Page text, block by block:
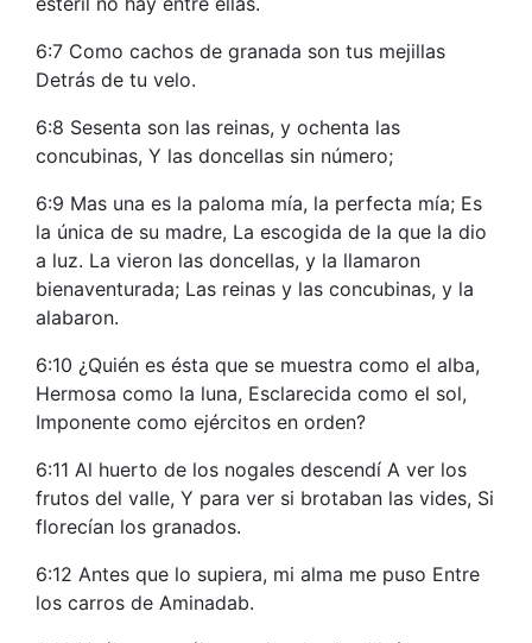
6:7 Como cachos de granada son tus mejillas
Detrás de tu velo.
6:8 Sesenta son las reinas, y ochenta las
concubinas, Y las doncellas sin número;
6:9 Mas una es la paloma mía, la perfecta mía; Es
la única de su madre, La escogida de la que la dio
a luz. La vieron las doncellas, y la llamaron
bienaventurada; Las reinas y las concubinas, y la
alabaron.
6:10 ¿Quién es ésta que se muestra como el alba,
Hermosa como la luna, Esclarecida como el sol,
Imponente como ejércitos en orden?
6:11 Al huerto de los nogales descendí A ver los
frutos del valle, Y para ver si brotaban las vides, Si
florecían los granados.
6:12 Antes que lo supiera, mi alma me puso Entre
los carros de Aminadab.